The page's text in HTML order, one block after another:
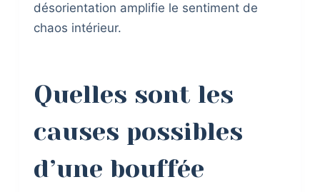
désorientation amplifie le sentiment de
chaos intérieur.
Quelles sont les
causes possibles
d’une bouffée